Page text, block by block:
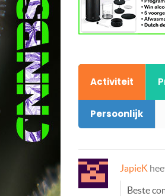
Activiteit
Persoonlijk
JapieK
Beste